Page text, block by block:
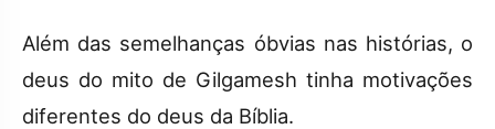
Além das semelhanças óbvias nas histórias, o
deus do mito de Gilgamesh tinha motivações
diferentes do deus da Bíblia.